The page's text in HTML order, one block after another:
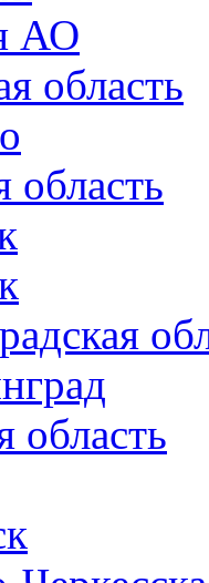
АО
область